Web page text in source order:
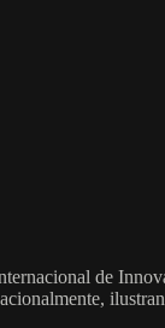
de